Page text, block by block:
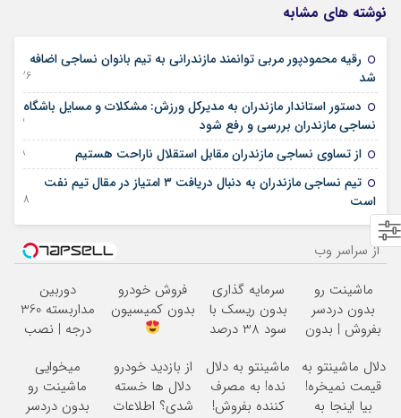
نوشته های مشابه
رقیه محمودپور مربی توانمند مازندرانی به تیم بانوان نساجی اضافه
شد
26 دسامبر 2025
دستور استاندار مازندران به مدیرکل ورزش: مشکلات و مسایل باشگاه
نساجی مازندران بررسی و رفع شود
23 ژوئن 2024
از تساوی نساجی مازندران مقابل استقلال ناراحت هستیم 28 فوریه 2023
تیم نساجی مازندران به دنبال دریافت ۳ امتیاز در مقال تیم نفت
است
18 دسامبر 2022
از سراسر وب
ماشینت رو
بدون دردسر
بفروش | بدون
سرمایه گذاری
بدون ریسک با
سود 38 درصد
فروش خودرو
بدون کمیسیون
دوربین
مداربسته 360
درجه | نصب
دلال ماشینتو به
قیمت نمیخره!
بیا اینجا به
ماشینتو به دلال
نده! به مصرف
کننده بفروش!
از بازدید خودرو
دلال ها خسته
شدی؟ اطلاعات
میخوایی
ماشینت رو
بدون دردسر